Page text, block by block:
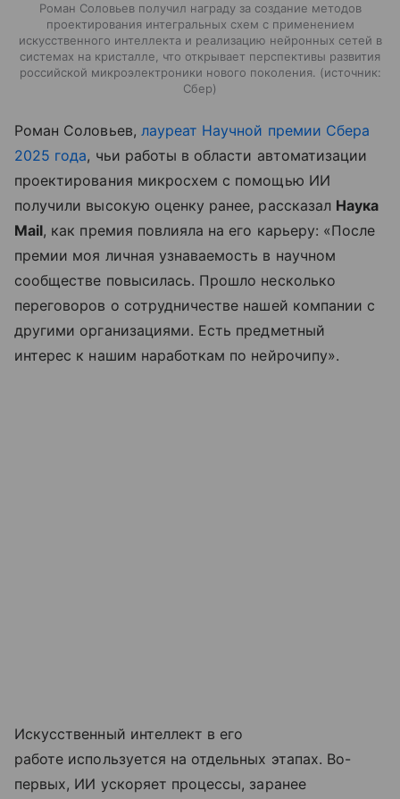
Роман Соловьев получил награду за создание методов
проектирования интегральных схем с применением
искусственного интеллекта и реализацию нейронных сетей в
системах на кристалле, что открывает перспективы развития
российской микроэлектроники нового поколения.
источник:
Сбер
Роман Соловьев, лауреат Научной премии Сбера
2025 года, чьи работы в области автоматизации
проектирования микросхем с помощью ИИ
получили высокую оценку ранее, рассказал Наука
Mail, как премия повлияла на его карьеру: «После
премии моя личная узнаваемость в научном
сообществе повысилась. Прошло несколько
переговоров о сотрудничестве нашей компании с
другими организациями. Есть предметный
интерес к нашим наработкам по нейрочипу».
Искусственный интеллект в его
работе используется на отдельных этапах. Во-
первых, ИИ ускоряет процессы, заранее